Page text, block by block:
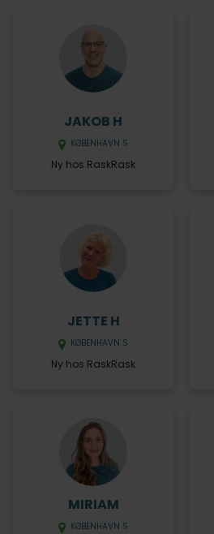
JAKOB H
KØBENHAVN S
Ny hos RaskRask
JETTE H
KØBENHAVN S
Ny hos RaskRask
MIRIAM
KØBENHAVN S